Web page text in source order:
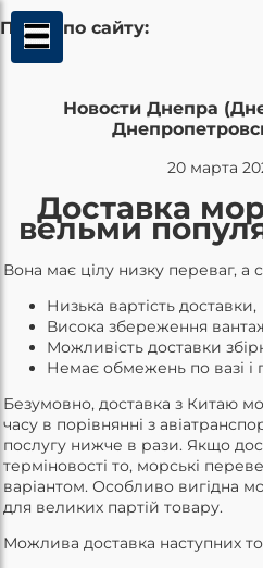
Поиск по сайту:
Новости Днепра
20 марта
Доставка
вельми
Вона має цілу низку переваг, а
Низька вартість доставки,
Висока збереження
Можливість доставки
Немає обмежень по вазі і
Безумовно, доставка з Китаю
часу в порівнянні з
послугу нижче в рази. Якщо
терміновості то, морські
варіантом. Особливо вигідна
для великих партій товару.
Можлива доставка наступних